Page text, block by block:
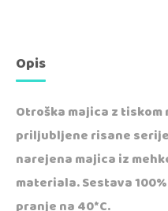
Opis
Otroška majica z
priljubljene risane
narejena majica iz
materiala. Sestava
pranje na 40*C.